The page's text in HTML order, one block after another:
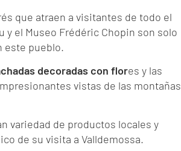
que atraen a visitantes de todo el
y el Museo Frédéric Chopin son solo
este pueblo.
decoradas con flores y las
vistas de las montañas
variedad de productos locales y
de su visita a Valldemossa.